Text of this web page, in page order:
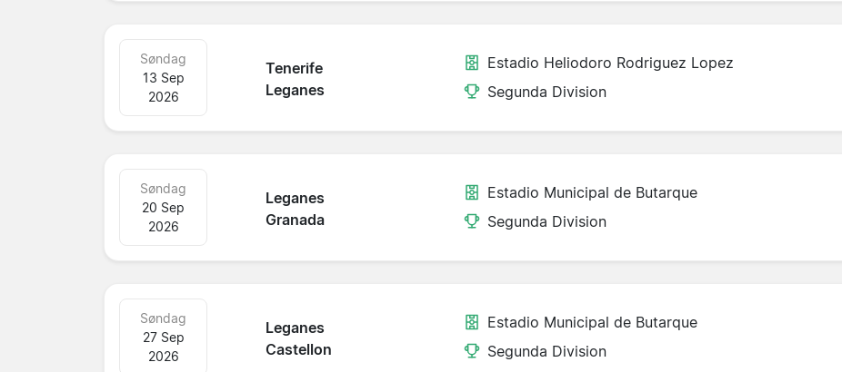
Tenerife
Leganes
Søndag
13 Sep
2026
Estadio Heliodoro Rodriguez Lopez
Segunda Division
Leganes
Granada
Søndag
20 Sep
2026
Estadio Municipal de Butarque
Segunda Division
Leganes
Castellon
Søndag
27 Sep
2026
Estadio Municipal de Butarque
Segunda Division